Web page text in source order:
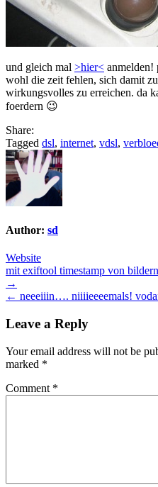
und gleich mal >hier< anmelden!
wohl die zeit fehlen, sich damit
wirkungsvolles zu erreichen. da
foerdern 😉
Share:
Tagged dsl, internet, vdsl,
Author: sd
Website
Post
navigation
mit exiftool timestamp von
→
← neeeiiin…. niiiieeeemals!
Leave a Reply
Your email address will not be
marked *
Comment *